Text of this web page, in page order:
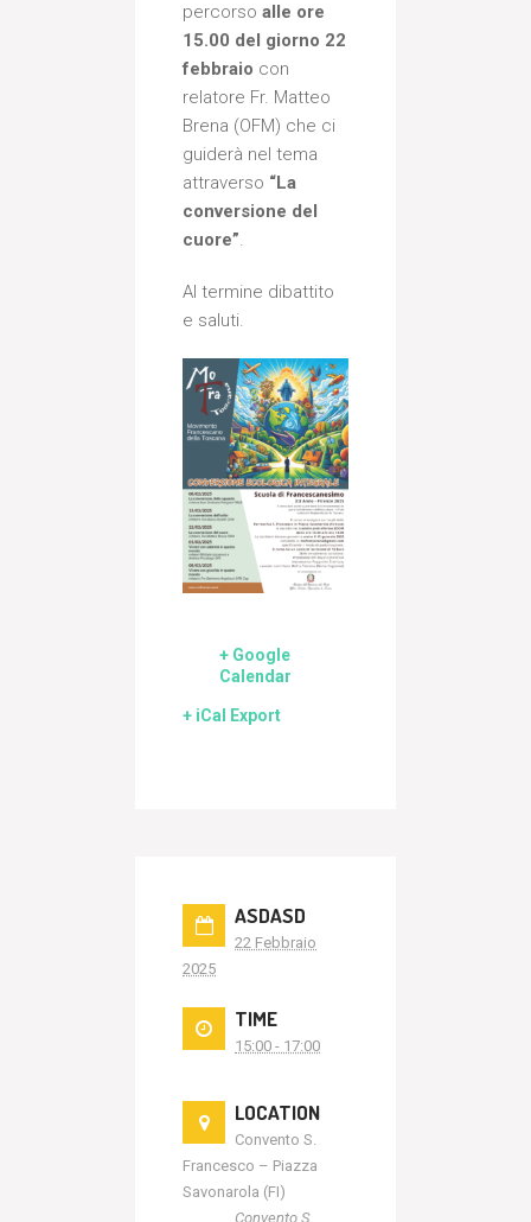
percorso alle ore
15.00 del giorno 22
febbraio con
relatore Fr. Matteo
Brena (OFM) che ci
guiderà nel tema
attraverso “La
conversione del
cuore”.
Al termine dibattito
e saluti.
+ Google
Calendar
+ iCal Export
ASDASD
22 Febbraio
2025
TIME
15:00 - 17:00
LOCATION
Convento S.
Francesco – Piazza
Savonarola (FI)
Convento S.